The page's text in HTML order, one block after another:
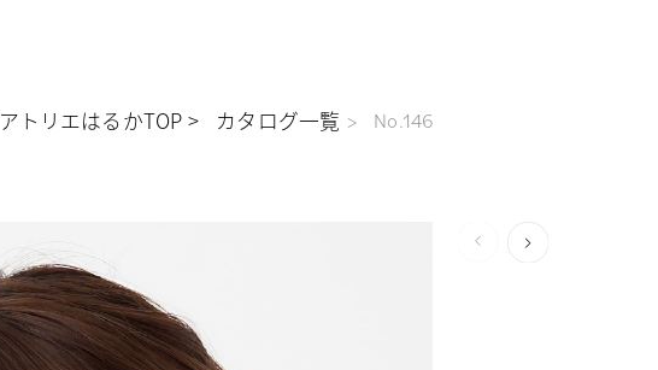
アトリエはるかTOP カタログ一覧 No.146